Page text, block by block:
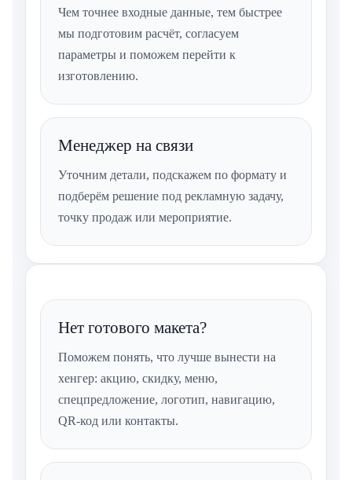
Чем точнее входные данные, тем быстрее
мы подготовим расчёт, согласуем
параметры и поможем перейти к
изготовлению.
Менеджер на связи
Уточним детали, подскажем по формату и
подберём решение под рекламную задачу,
точку продаж или мероприятие.
Нет готового макета?
Поможем понять, что лучше вынести на
хенгер: акцию, скидку, меню,
спецпредложение, логотип, навигацию,
QR-код или контакты.